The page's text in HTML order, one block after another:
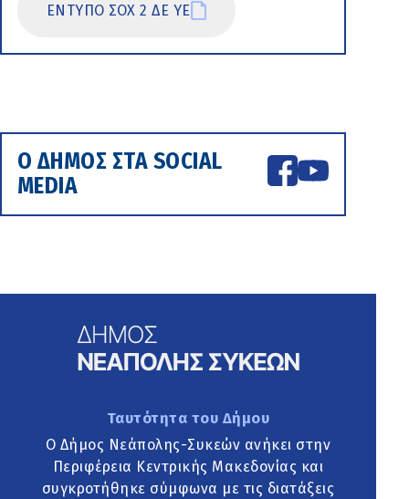
ΕΝΤΥΠΟ ΣΟΧ 2 ΔΕ ΥΕ
Ο ΔΗΜΟΣ ΣΤΑ SOCIAL
MEDIA
Ταυτότητα του Δήμου
Ο Δήμος Νεάπολης-Συκεών ανήκει στην
Περιφέρεια Κεντρικής Μακεδονίας και
συγκροτήθηκε σύμφωνα με τις διατάξεις